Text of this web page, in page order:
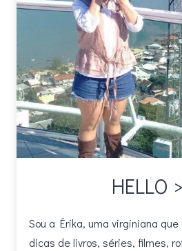
HELLO
Sou a Érika, uma virginiana
dicas de livros, séries, filmes,